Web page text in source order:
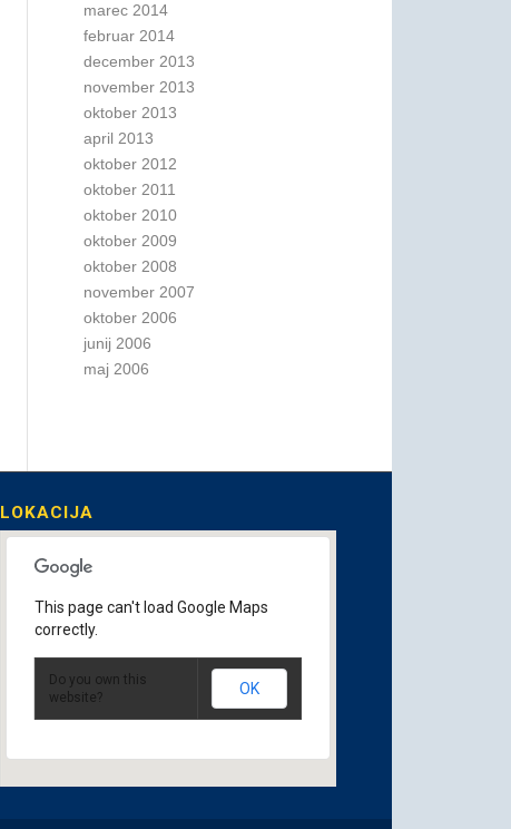
marec 2014
februar 2014
december 2013
november 2013
oktober 2013
april 2013
oktober 2012
oktober 2011
oktober 2010
oktober 2009
oktober 2008
november 2007
oktober 2006
junij 2006
maj 2006
LOKACIJA
This page can't load Google Maps
correctly.
Do you own this
website?
OK